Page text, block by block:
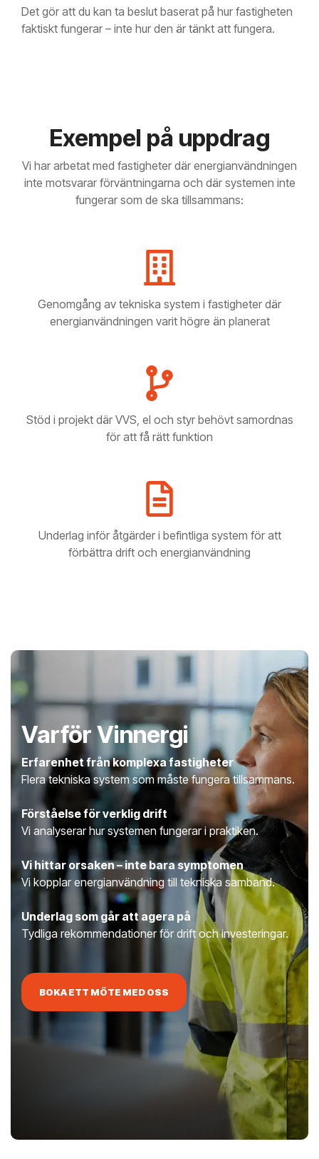
Det gör att du kan ta beslut baserat på hur fastigheten
faktiskt fungerar – inte hur den är tänkt att fungera.
Exempel på uppdrag
Vi har arbetat med fastigheter där energianvändningen
inte motsvarar förväntningarna och där systemen inte
fungerar som de ska tillsammans:
Genomgång av tekniska system i fastigheter där
energianvändningen varit högre än planerat
Stöd i projekt där VVS, el och styr behövt samordnas
för att få rätt funktion
Underlag inför åtgärder i befintliga system för att
förbättra drift och energianvändning
Varför Vinnergi
Erfarenhet från komplexa fastigheter
Flera tekniska system som måste fungera tillsammans.
Förståelse för verklig drift
Vi analyserar hur systemen fungerar i praktiken.
Vi hittar orsaken – inte bara symptomen
Vi kopplar energianvändning till tekniska samband.
Underlag som går att agera på
Tydliga rekommendationer för drift och investeringar.
BOKA ETT MÖTE MED OSS